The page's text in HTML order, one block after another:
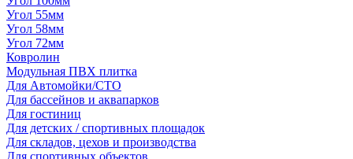
Угол 55мм
Угол 58мм
Угол 72мм
Ковролин
Модульная ПВХ плитка
Для Автомойки/СТО
Для бассейнов и аквапарков
Для гостиниц
Для детских / спортивных площадок
Для складов, цехов и производства
Для спортивных объектов